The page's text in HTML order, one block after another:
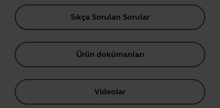
Sıkça Sorulan Sorular
Ürün dokümanları
Videolar